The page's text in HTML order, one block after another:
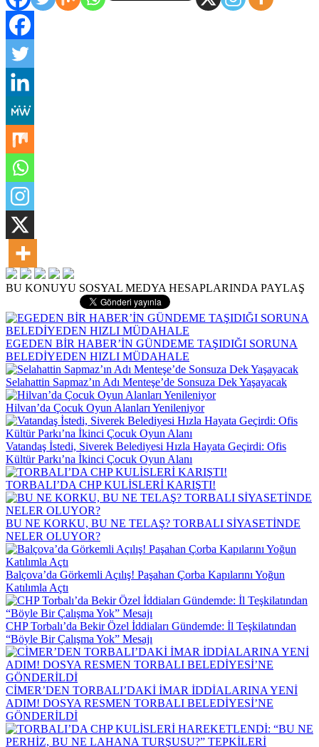
BU KONUYU SOSYAL MEDYA HESAPLARINDA PAYLAŞ
EGEDEN BİR HABER’İN GÜNDEME TAŞIDIĞI SORUNA
BELEDİYEDEN HIZLI MÜDAHALE
Selahattin Sapmaz’ın Adı Menteşe’de Sonsuza Dek Yaşayacak
Hilvan’da Çocuk Oyun Alanları Yenileniyor
Vatandaş İstedi, Siverek Belediyesi Hızla Hayata Geçirdi: Ofis
Kültür Parkı’na İkinci Çocuk Oyun Alanı
TORBALI’DA CHP KULİSLERİ KARIŞTI!
BU NE KORKU, BU NE TELAŞ? TORBALI SİYASETİNDE
NELER OLUYOR?
Balçova’da Görkemli Açılış! Paşahan Çorba Kapılarını Yoğun
Katılımla Açtı
CHP Torbalı’da Bekir Özel İddiaları Gündemde: İl Teşkilatından
“Böyle Bir Çalışma Yok” Mesajı
CİMER’DEN TORBALI’DAKİ İMAR İDDİALARINA YENİ
ADIM! DOSYA RESMEN TORBALI BELEDİYESİ’NE
GÖNDERİLDİ